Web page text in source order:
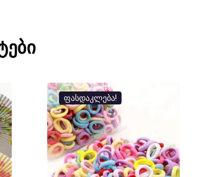
ფასდაკლება!